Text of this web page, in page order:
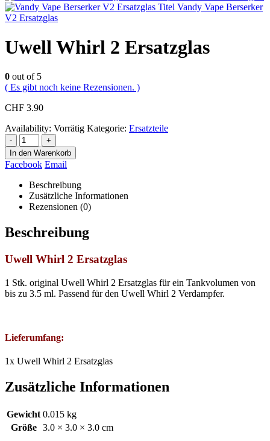
Vandy Vape Berserker
V2 Ersatzglas
Uwell Whirl 2 Ersatzglas
0 out of 5
( Es gibt noch keine Rezensionen. )
CHF 3.90
Availability: Vorrätig Kategorie: Ersatzteile
-
+
In den Warenkorb
Facebook Email
Beschreibung
Zusätzliche Informationen
Rezensionen (0)
Beschreibung
Uwell Whirl 2 Ersatzglas
1 Stk. original Uwell Whirl 2 Ersatzglas für ein Tankvolumen von
bis zu 3.5 ml. Passend für den Uwell Whirl 2 Verdampfer.
Lieferumfang:
1x Uwell Whirl 2 Ersatzglas
Zusätzliche Informationen
Gewicht 0.015 kg
Größe
3.0 × 3.0 × 3.0 cm